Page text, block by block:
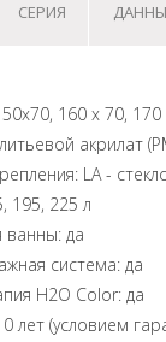
СЕРИЯ
160 x 70,
акрилат
LA -
195, 225 л
ванны: да
система: да
H2O Color: да
лет (условием